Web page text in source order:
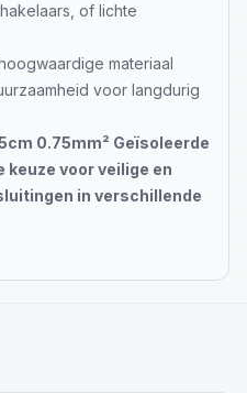
of lichte
materiaal
voor langdurig
0.75mm² Geïsoleerde
keuze voor veilige en
in verschillende